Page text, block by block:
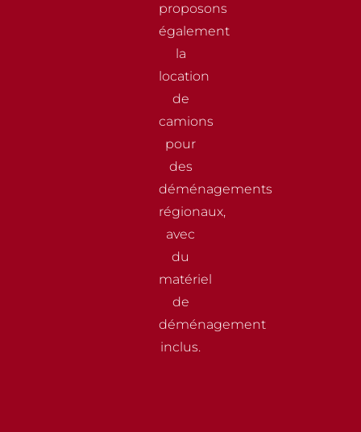
proposons
également
la
location
de
camions
pour
des
déménagements
régionaux,
avec
du
matériel
de
déménagement
inclus.